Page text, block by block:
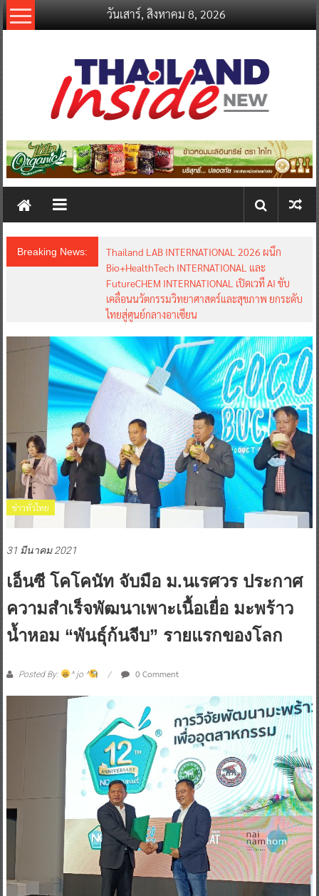
Skip
to
วันเสาร์, สิงหาคม 8, 2026
thailandinsidenew.com
Thailand
New
Breaking News:
Thailand LAB INTERNATIONAL 2026 ผนึก
Bio+HealthTech INTERNATIONAL และ
FutureCHEM INTERNATIONAL เปิดเวที AI ขับ
เคลื่อนนวัตกรรมวิทยาศาสตร์และสุขภาพ ยกระดับ
ไทยสู่ศูนย์กลางอาเซียน
ข่าวทั่วไทย
31 มีนาคม 2021
เอ็นซี โคโคนัท จับมือ ม.นเรศวร ประกาศ
ความสำเร็จพัฒนาเพาะเนื้อเยื่อ มะพร้าว
น้ำหอม “พันธุ์ก้นจีบ” รายแรกของโลก
Posted By: ^ jo ^ 0 Comment